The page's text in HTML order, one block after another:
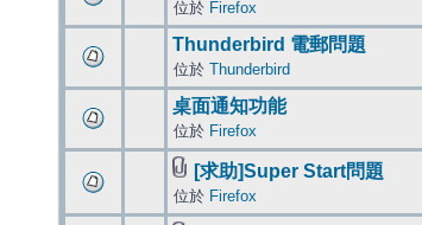
位於 Firefox
Thunderbird 電郵問題
位於 Thunderbird
桌面通知功能
位於 Firefox
[求助]Super Start問題
位於 Firefox